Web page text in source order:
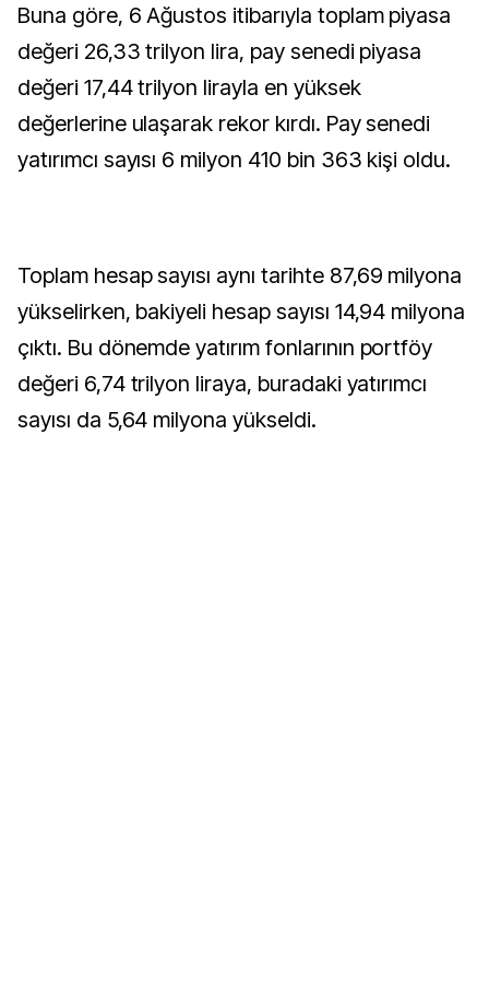
Buna göre, 6 Ağustos itibarıyla toplam piyasa
değeri 26,33 trilyon lira, pay senedi piyasa
değeri 17,44 trilyon lirayla en yüksek
değerlerine ulaşarak rekor kırdı. Pay senedi
yatırımcı sayısı 6 milyon 410 bin 363 kişi oldu.
Toplam hesap sayısı aynı tarihte 87,69 milyona
yükselirken, bakiyeli hesap sayısı 14,94 milyona
çıktı. Bu dönemde yatırım fonlarının portföy
değeri 6,74 trilyon liraya, buradaki yatırımcı
sayısı da 5,64 milyona yükseldi.